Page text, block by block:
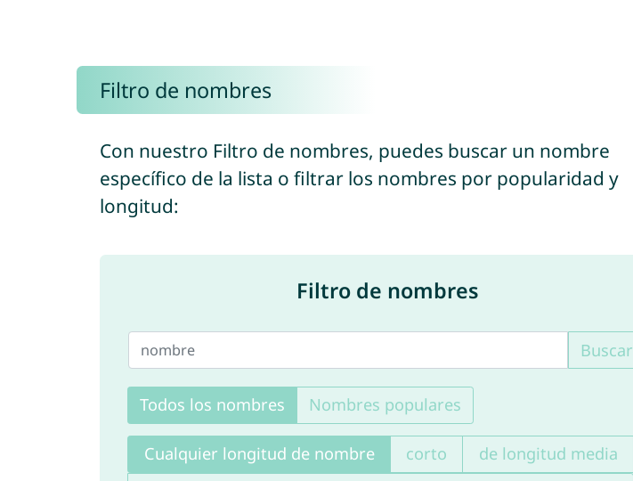
Filtro de nombres
Con nuestro Filtro de nombres, puedes buscar un nombre
específico de la lista o filtrar los nombres por popularidad y
longitud:
Filtro de nombres
Buscar
Todos los nombres Nombres populares
Cualquier longitud de nombre corto
de longitud media